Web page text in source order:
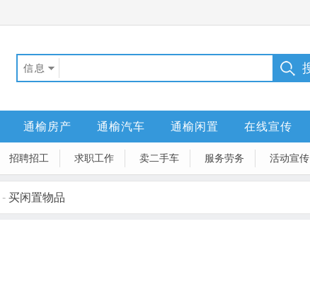
信息
通榆房产 通榆汽车 通榆闲置 在线宣传
招聘招工 求职工作 卖二手车 服务劳务 活动宣传
- 买闲置物品